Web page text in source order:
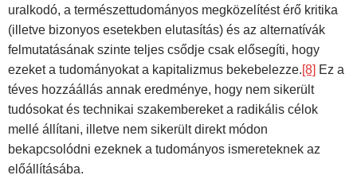
uralkodó, a természettudományos megközelítést érő kritika
(illetve bizonyos esetekben elutasítás) és az alternatívák
felmutatásának szinte teljes csődje csak elősegíti, hogy
ezeket a tudományokat a kapitalizmus bekebelezze.[8] Ez a
téves hozzáállás annak eredménye, hogy nem sikerült
tudósokat és technikai szakembereket a radikális célok
mellé állítani, illetve nem sikerült direkt módon
bekapcsolódni ezeknek a tudományos ismereteknek az
előállításába.